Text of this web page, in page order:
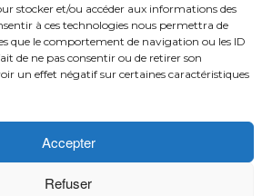
stocker et/ou accéder aux informations des
à ces technologies nous permettra de
que le comportement de navigation ou les ID
de ne pas consentir ou de retirer son
un effet négatif sur certaines caractéristiques
Accepter
Refuser
Sascha Animation
Rue ADA BYRON 64000 PAU
– sascha.animation@gmail.com
Design By Sascha HAUG Animation